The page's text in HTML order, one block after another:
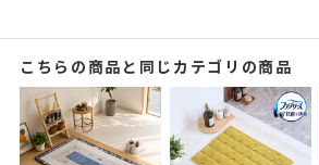
こちらの商品と同じカテゴリの商品